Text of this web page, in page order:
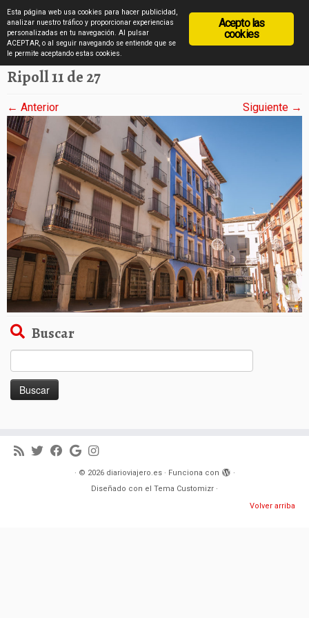
Saltar
al
contenido
diarioviajero.es
Inicio » Ripoll en 27 imágenes
Ripoll 11 de 27
← Anterior Siguiente →
Buscar
· © 2026 diarioviajero.es· Funciona con
·
Diseñado con el Tema Customizr ·
Volver arriba
Acepto las
cookies
Esta página web usa cookies para hacer publicidad,
analizar nuestro tráfico y proporcionar experiencias
personalizadas en tu navegación. Al pulsar
ACEPTAR, o al seguir navegando se entiende que se
le permite aceptando estas cookies.